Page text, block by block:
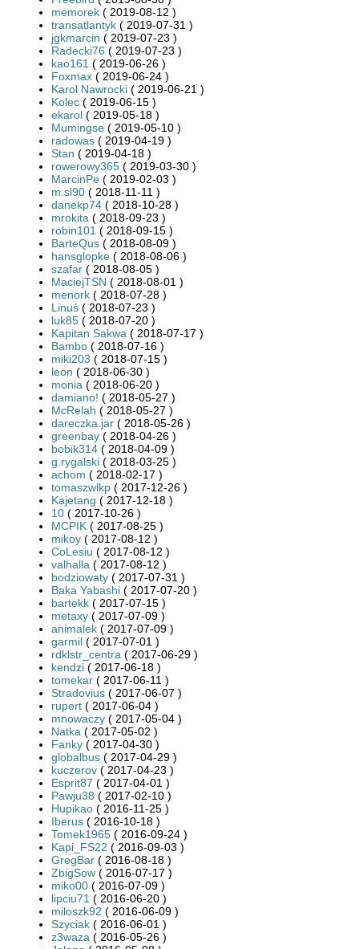
memorek ( 2019-08-12 )
transatlantyk ( 2019-07-31 )
jgkmarcin ( 2019-07-23 )
Radecki76 ( 2019-07-23 )
kao161 ( 2019-06-26 )
Foxmax ( 2019-06-24 )
Karol Nawrocki ( 2019-06-21 )
Kolec ( 2019-06-15 )
ekarol ( 2019-05-18 )
Mumingse ( 2019-05-10 )
radowas ( 2019-04-19 )
Stan ( 2019-04-18 )
rowerowy365 ( 2019-03-30 )
MarcinPe ( 2019-02-03 )
m.sl90 ( 2018-11-11 )
danekp74 ( 2018-10-28 )
mrokita ( 2018-09-23 )
robin101 ( 2018-09-15 )
BarteQus ( 2018-08-09 )
hansglopke ( 2018-08-06 )
szafar ( 2018-08-05 )
MaciejTSN ( 2018-08-01 )
menork ( 2018-07-28 )
Linuś ( 2018-07-23 )
luk85 ( 2018-07-20 )
Kapitan Sakwa ( 2018-07-17 )
Bambo ( 2018-07-16 )
miki203 ( 2018-07-15 )
leon ( 2018-06-30 )
monia ( 2018-06-20 )
damiano! ( 2018-05-27 )
McRelah ( 2018-05-27 )
dareczka.jar ( 2018-05-26 )
greenbay ( 2018-04-26 )
bobik314 ( 2018-04-09 )
g.rygalski ( 2018-03-25 )
achom ( 2018-02-17 )
tomaszwlkp ( 2017-12-26 )
Kajetang ( 2017-12-18 )
10 ( 2017-10-26 )
MCPIK ( 2017-08-25 )
mikoy ( 2017-08-12 )
CoLesiu ( 2017-08-12 )
valhalla ( 2017-08-12 )
bodziowaty ( 2017-07-31 )
Baka Yabashi ( 2017-07-20 )
bartekk ( 2017-07-15 )
metaxy ( 2017-07-09 )
animalek ( 2017-07-09 )
garmil ( 2017-07-01 )
rdklstr_centra ( 2017-06-29 )
kendzi ( 2017-06-18 )
tomekar ( 2017-06-11 )
Stradovius ( 2017-06-07 )
rupert ( 2017-06-04 )
mnowaczy ( 2017-05-04 )
Natka ( 2017-05-02 )
Fanky ( 2017-04-30 )
globalbus ( 2017-04-29 )
kuczerov ( 2017-04-23 )
Esprit87 ( 2017-04-01 )
Pawju38 ( 2017-02-10 )
Hupikao ( 2016-11-25 )
Iberus ( 2016-10-18 )
Tomek1965 ( 2016-09-24 )
Kapi_FS22 ( 2016-09-03 )
GregBar ( 2016-08-18 )
ZbigSow ( 2016-07-17 )
miko00 ( 2016-07-09 )
lipciu71 ( 2016-06-20 )
miloszk92 ( 2016-06-09 )
Szyciak ( 2016-06-01 )
z3waza ( 2016-05-26 )